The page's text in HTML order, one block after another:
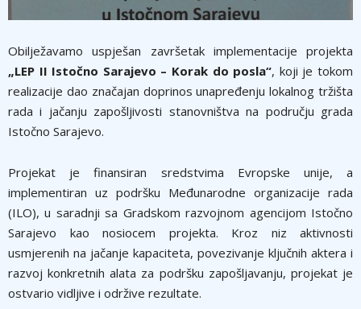
Obilježavamo uspješan završetak implementacije projekta
„LEP II Istočno Sarajevo – Korak do posla“, koji je tokom
realizacije dao značajan doprinos unapređenju lokalnog tržišta
rada i jačanju zapošljivosti stanovništva na području grada
Istočno Sarajevo.
Projekat je finansiran sredstvima Evropske unije, a
implementiran uz podršku Međunarodne organizacije rada
(ILO), u saradnji sa Gradskom razvojnom agencijom Istočno
Sarajevo kao nosiocem projekta. Kroz niz aktivnosti
usmjerenih na jačanje kapaciteta, povezivanje ključnih aktera i
razvoj konkretnih alata za podršku zapošljavanju, projekat je
ostvario vidljive i održive rezultate.